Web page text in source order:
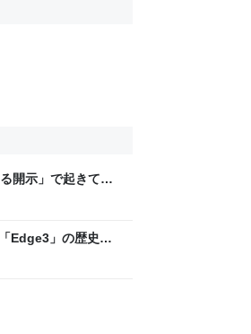
開示」で起きてい
Edge3」の歴史に